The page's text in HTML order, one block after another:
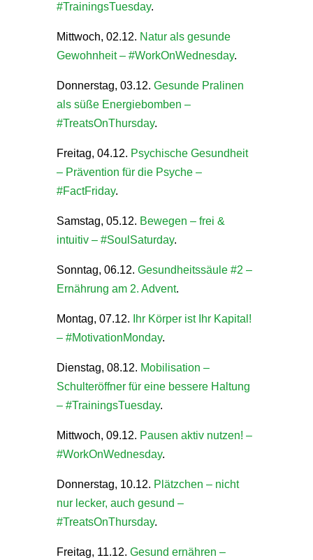
#TrainingsTuesday.
Mittwoch, 02.12. Natur als gesunde
Gewohnheit – #WorkOnWednesday.
Donnerstag, 03.12. Gesunde Pralinen
als süße Energiebomben –
#TreatsOnThursday.
Freitag, 04.12. Psychische Gesundheit
– Prävention für die Psyche –
#FactFriday.
Samstag, 05.12. Bewegen – frei &
intuitiv – #SoulSaturday.
Sonntag, 06.12. Gesundheitssäule #2 –
Ernährung am 2. Advent.
Montag, 07.12.
Ihr Körper ist Ihr Kapital!
– #MotivationMonday.
Dienstag, 08.12. Mobilisation –
Schulteröffner für eine bessere Haltung
– #TrainingsTuesday.
Mittwoch, 09.12. Pausen aktiv nutzen! –
#WorkOnWednesday.
Donnerstag, 10.12. Plätzchen – nicht
nur lecker, auch gesund –
#TreatsOnThursday.
Freitag, 11.12. Gesund ernähren –